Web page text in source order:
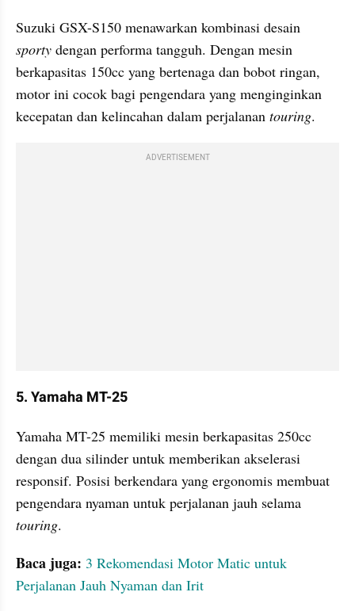
sporty dengan performa tangguh. Dengan mesin
berkapasitas 150cc yang bertenaga dan bobot ringan,
motor ini cocok bagi pengendara yang menginginkan
kecepatan dan kelincahan dalam perjalanan touring.
ADVERTISEMENT
5. Yamaha MT-25
Yamaha MT-25 memiliki mesin berkapasitas 250cc
dengan dua silinder untuk memberikan akselerasi
responsif. Posisi berkendara yang ergonomis membuat
touring.
Baca juga: 3 Rekomendasi Motor Matic untuk
Perjalanan Jauh Nyaman dan Irit